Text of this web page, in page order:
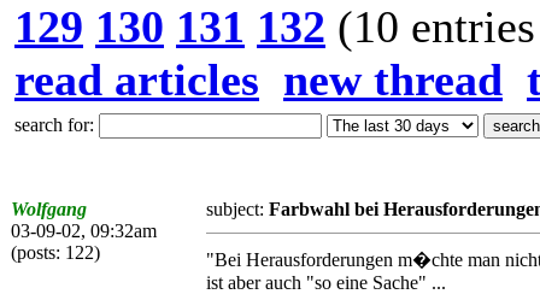
129 130 131 132 (10
read articles new thread
search for:
Wolfgang
03-09-02, 09:32am
(posts: 122)
subject: Farbwahl bei
"Bei Herausforderungen m�chte man
ist aber auch "so eine Sache" ...